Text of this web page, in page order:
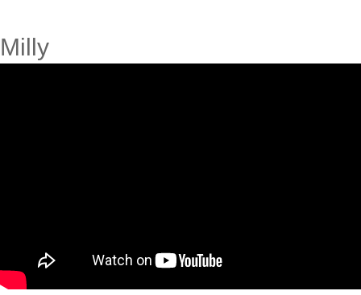
Milly